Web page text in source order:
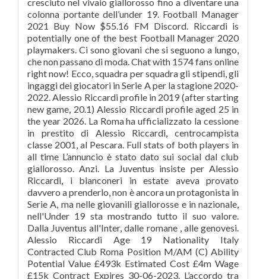
colonna portante dell’under 19. Football Manager
2021 Buy Now $55.16 FM Discord. Riccardi is
potentially one of the best Football Manager 2020
playmakers. Ci sono giovani che si seguono a lungo,
che non passano di moda. Chat with 1574 fans online
right now! Ecco, squadra per squadra gli stipendi, gli
ingaggi dei giocatori in Serie A per la stagione 2020-
2022. Alessio Riccardi profile in 2019 (after starting
new game, 20.1) Alessio Riccardi profile aged 25 in
the year 2026. La Roma ha ufficializzato la cessione
in prestito di Alessio Riccardi, centrocampista
classe 2001, al Pescara. Full stats of both players in
all time L’annuncio è stato dato sui social dal club
giallorosso. Anzi. La Juventus insiste per Alessio
Riccardi, i bianconeri in estate aveva provato
davvero a prenderlo, non è ancora un protagonista in
Serie A, ma nelle giovanili giallorosse e in nazionale,
nell'Under 19 sta mostrando tutto il suo valore.
Dalla Juventus all'Inter, dalle romane , alle genovesi.
Alessio Riccardi Age 19 Nationality Italy
Contracted Club Roma Position M/AM (C) Ability
Potential Value £493k Estimated Cost £4m Wage
£15k Contract Expires 30-06-2023. L’accordo tra